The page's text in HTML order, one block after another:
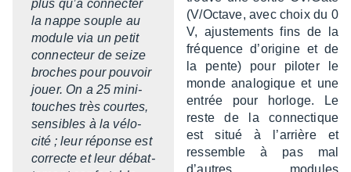
plus qu’à connec­ter
la nappe souple au
module via un petit
connec­teur de seize
broches pour pouvoir
jouer. On a 25 mini-
touches très courtes,
sensibles à la vélo­
cité ; leur réponse est
correcte et leur débat­
(V/Octave, avec choix du 0
V, ajus­te­ments fins de la
fréquence d’ori­gine et de
la pente) pour pilo­ter le
monde analo­gique et une
entrée pour horloge. Le
reste de la connec­tique
est situé à l’ar­rière et
ressemble à pas mal